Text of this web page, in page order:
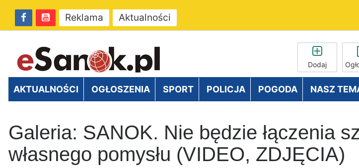
Reklama Aktualności
Dodaj
AKTUALNOŚCI OGŁOSZENIA SPORT POLICJA POGODA NASZ
Galeria: SANOK. Nie będzie łączenia
własnego pomysłu (VIDEO, ZDJĘCIA)